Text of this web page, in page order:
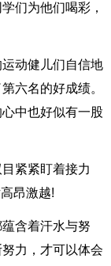
们为他们喝彩，
动健儿们自信地
六名的好成绩。
中也好似有一股
紧紧盯着接力
昂激越!
含着汗水与努
力，才可以体会